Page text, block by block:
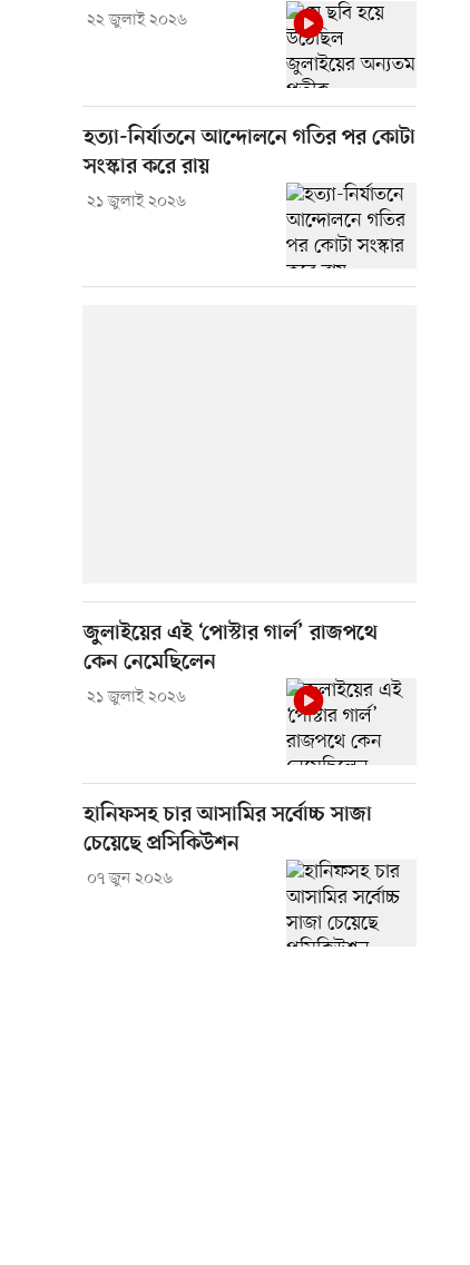
২২ জুলাই ২০২৬
হত্যা-নির্যাতনে আন্দোলনে গতির পর কোটা
সংস্কার করে রায়
২১ জুলাই ২০২৬
জুলাইয়ের এই ‘পোস্টার গার্ল’ রাজপথে
কেন নেমেছিলেন
২১ জুলাই ২০২৬
হানিফসহ চার আসামির সর্বোচ্চ সাজা
চেয়েছে প্রসিকিউশন
০৭ জুন ২০২৬